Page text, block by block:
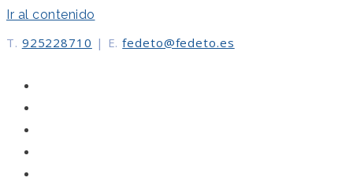
Ir al contenido
T. 925228710 | E. fedeto@fedeto.es